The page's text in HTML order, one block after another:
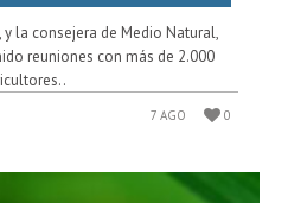
y la consejera de Medio Natural,
reuniones con más de 2.000
7 AGO 0